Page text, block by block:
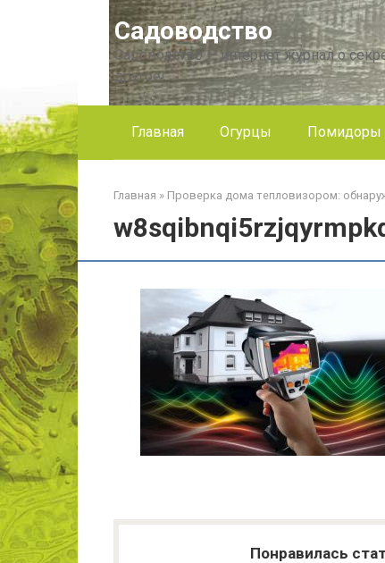
Садоводство
Садоводство — интернет журнал о
другое!
Главная Огурцы Помидоры
Главная » Проверка дома тепловизором:
Понравилась